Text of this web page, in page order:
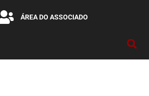
ÁREA DO ASSOCIADO